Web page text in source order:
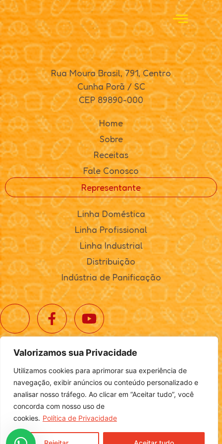
Valorizamos sua Privacidade
Utilizamos cookies para aprimorar sua experiência de
navegação, exibir anúncios ou conteúdo personalizado e
analisar nosso tráfego. Ao clicar em “Aceitar tudo”, você
concorda com nosso uso de
cookies. Política de Privacidade
Rua Moura Brasil, 791, Centro
Cunha Porã / SC
CEP 89890-000
Home
Sobre
Receitas
Fale Conosco
Representante
Linha Doméstica
Linha Profissional
Linha Industrial
Distribuição
Indústria de Panificação
© 2025. Realta Alimentos. Todos os direitos reservados.
Política de Privacidade|Definições de Cookies
Desenvolvido por